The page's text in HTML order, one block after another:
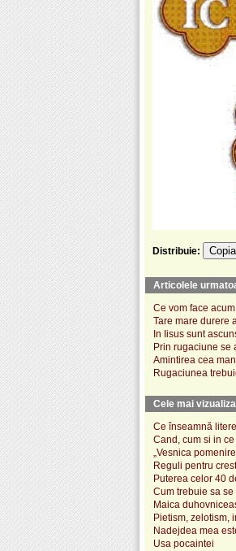
Distribuie:
Articolele
Ce vom face
Tare mare durere
In Iisus sunt
Prin rugaciune se
Amintirea cea
Rugaciunea
Cele mai
Ce înseamnă
Cand, cum si in
„Vesnica
Reguli pentru
Puterea celor 40
Cum trebuie sa
Maica
Pietism, zelotism,
Nadejdea mea
Usa pocaintei